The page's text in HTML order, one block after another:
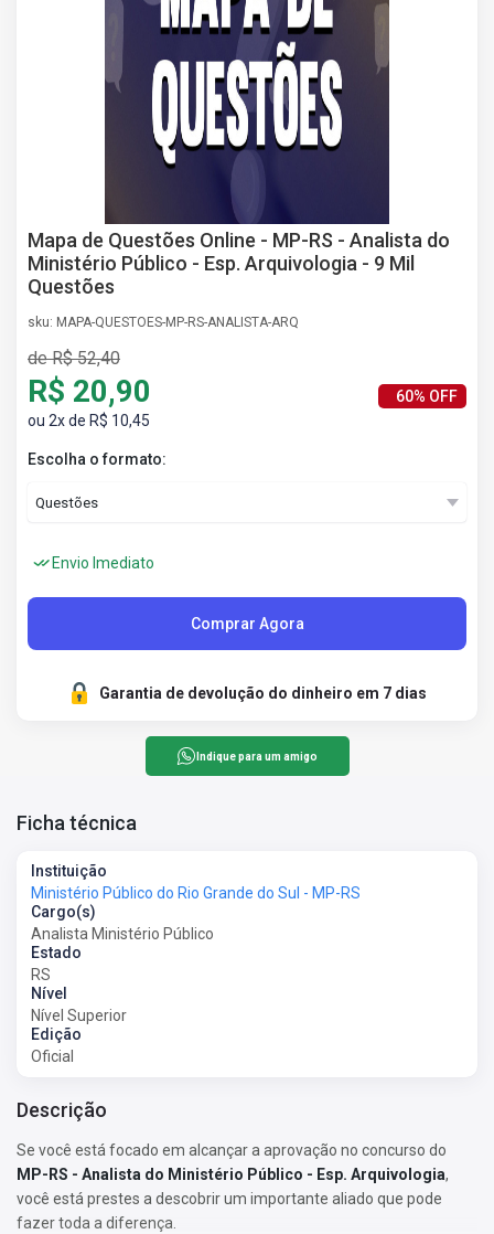
Mapa de Questões Online - MP-RS - Analista do
Ministério Público - Esp. Arquivologia - 9 Mil
Questões
sku: MAPA-QUESTOES-MP-RS-ANALISTA-ARQ
de R$ 52,40
R$ 20,90
ou 2x de R$ 10,45
60% OFF
Escolha o formato:
Envio Imediato
Comprar Agora
Garantia de devolução do dinheiro em 7 dias
Indique para um amigo
Ficha técnica
Instituição
Ministério Público do Rio Grande do Sul - MP-RS
Cargo(s)
Analista Ministério Público
Estado
RS
Nível
Nível Superior
Edição
Oficial
Descrição
Se você está focado em alcançar a aprovação no concurso do
MP-RS - Analista do Ministério Público - Esp. Arquivologia,
você está prestes a descobrir um importante aliado que pode
fazer toda a diferença.